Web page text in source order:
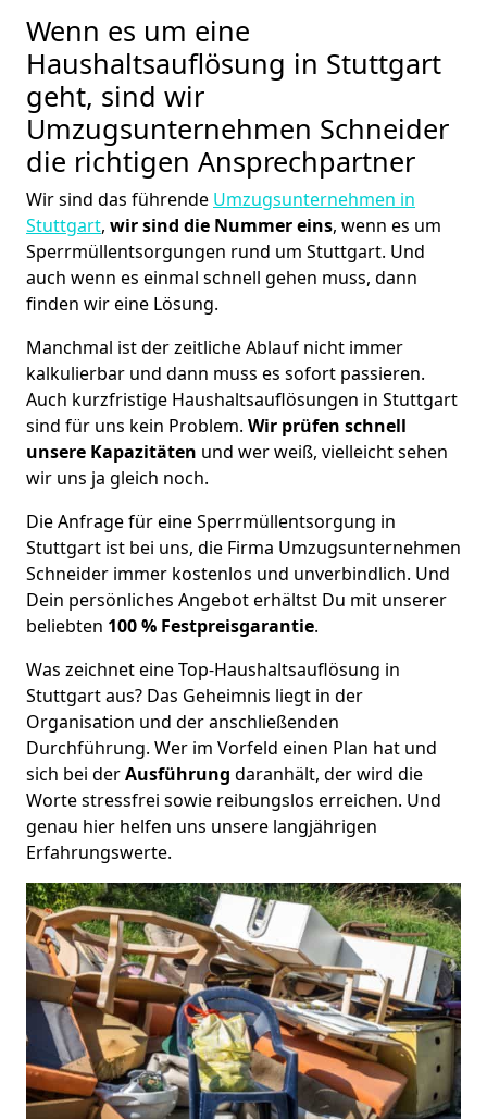
Wenn es um eine
Haushaltsauflösung in Stuttgart
geht, sind wir
Umzugsunternehmen Schneider
die richtigen Ansprechpartner
Wir sind das führende Umzugsunternehmen in
Stuttgart, wir sind die Nummer eins, wenn es um
Sperrmüllentsorgungen rund um Stuttgart. Und
auch wenn es einmal schnell gehen muss, dann
finden wir eine Lösung.
Manchmal ist der zeitliche Ablauf nicht immer
kalkulierbar und dann muss es sofort passieren.
Auch kurzfristige Haushaltsauflösungen in Stuttgart
sind für uns kein Problem. Wir prüfen schnell
unsere Kapazitäten und wer weiß, vielleicht sehen
wir uns ja gleich noch.
Die Anfrage für eine Sperrmüllentsorgung in
Stuttgart ist bei uns, die Firma Umzugsunternehmen
Schneider immer kostenlos und unverbindlich. Und
Dein persönliches Angebot erhältst Du mit unserer
beliebten 100 % Festpreisgarantie.
Was zeichnet eine Top-Haushaltsauflösung in
Stuttgart aus? Das Geheimnis liegt in der
Organisation und der anschließenden
Durchführung. Wer im Vorfeld einen Plan hat und
sich bei derAusführung daranhält, der wird die
Worte stressfrei sowie reibungslos erreichen. Und
genau hier helfen uns unsere langjährigen
Erfahrungswerte.